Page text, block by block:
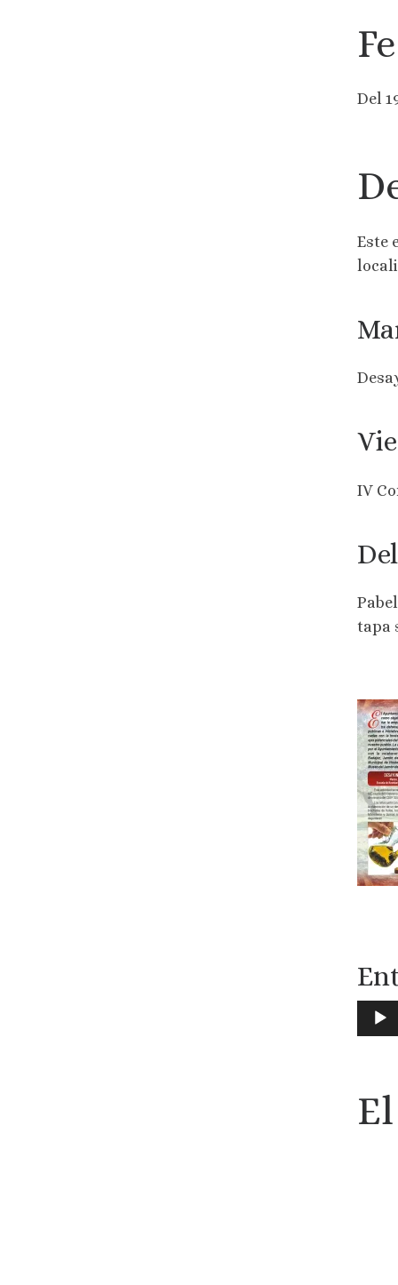
Del
Este
IV
tapa
de